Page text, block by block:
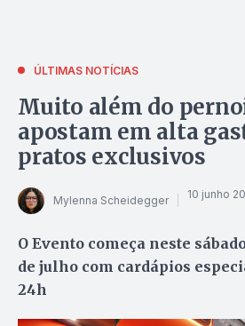
ÚLTIMAS NOTÍCIAS
Muito além do
apostam em alta
pratos exclusivos
Mylenna Scheidegger 10 junho
O Evento começa neste
de julho com cardápios
24h